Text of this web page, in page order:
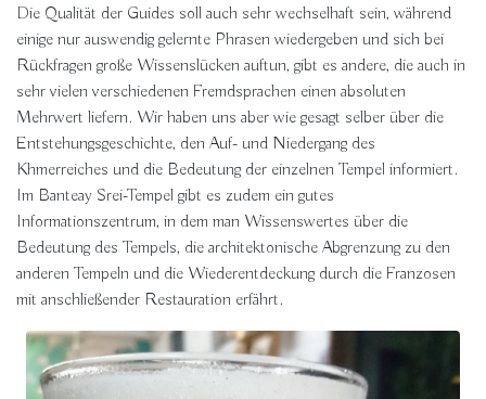
Die Qualität der Guides soll auch sehr wechselhaft sein, während
einige nur auswendig gelernte Phrasen wiedergeben und sich bei
Rückfragen große Wissenslücken auftun, gibt es andere, die auch in
sehr vielen verschiedenen Fremdsprachen einen absoluten
Mehrwert liefern. Wir haben uns aber wie gesagt selber über die
Entstehungsgeschichte, den Auf- und Niedergang des
Khmerreiches und die Bedeutung der einzelnen Tempel informiert.
Im Banteay Srei-Tempel gibt es zudem ein gutes
Informationszentrum, in dem man Wissenswertes über die
Bedeutung des Tempels, die architektonische Abgrenzung zu den
anderen Tempeln und die Wiederentdeckung durch die Franzosen
mit anschließender Restauration erfährt.